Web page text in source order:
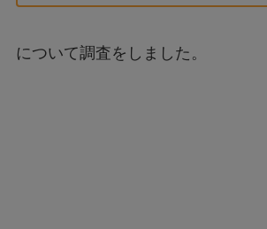
について調査をしました。